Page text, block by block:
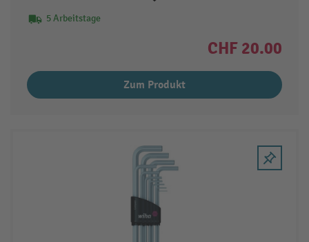
5 Arbeitstage
CHF 20.00
Zum Produkt